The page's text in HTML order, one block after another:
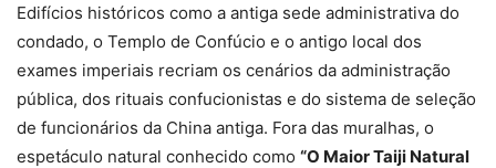
Edifícios históricos como a antiga sede administrativa do
condado, o Templo de Confúcio e o antigo local dos
exames imperiais recriam os cenários da administração
pública, dos rituais confucionistas e do sistema de seleção
de funcionários da China antiga. Fora das muralhas, o
espetáculo natural conhecido como “O Maior Taiji Natural